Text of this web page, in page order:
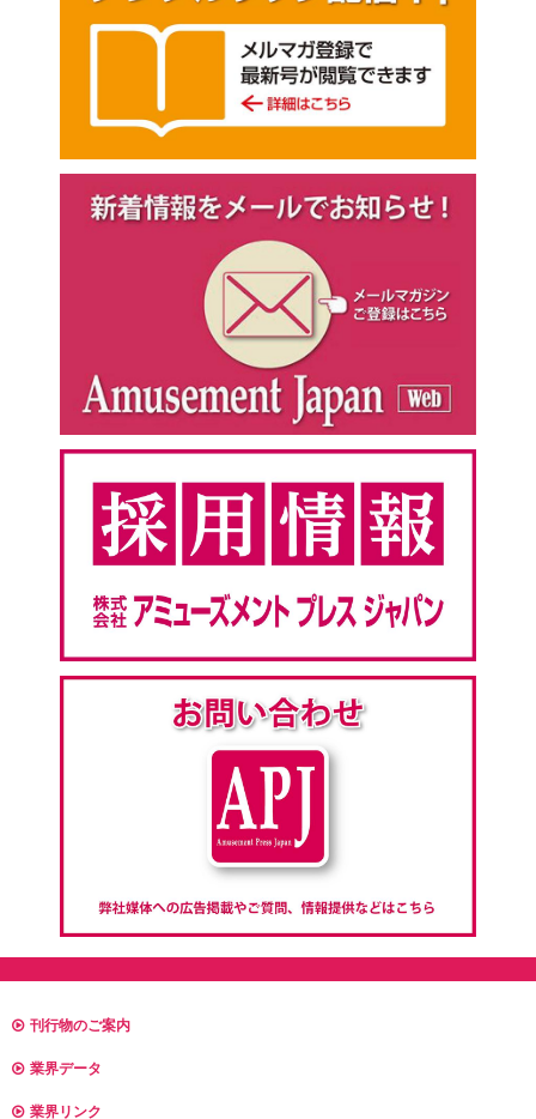
刊行物のご案内
業界データ
業界リンク